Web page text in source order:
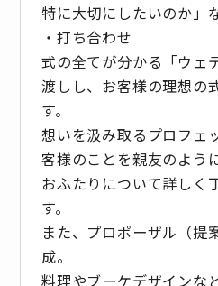
特に大切にしたいのか」
・打ち合わせ
式の全てが分かる「ウェ
渡しし、お客様の理想の
す。
想いを汲み取るプロフェ
客様のことを親友のよう
おふたりについて詳しく
す。
また、プロポーザル（提
成。
料理やブーケデザインな